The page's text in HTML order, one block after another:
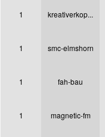
1 kreativerkop...
1 smc-elmshorn
1 fah-bau
1 magnetic-fm